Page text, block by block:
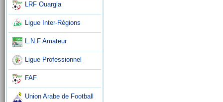
LRF Ouargla
Ligue Inter-Régions
L.N.F Amateur
Ligue Professionnel
FAF
Union Arabe de Football